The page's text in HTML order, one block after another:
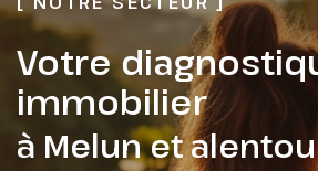
[ NOS DIAGNOSTICS
Quelles sont
obligations ?